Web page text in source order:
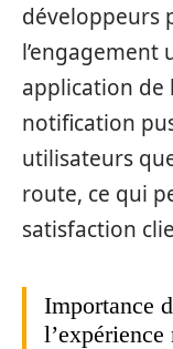
développeurs
l’engagement
application de
notification
utilisateurs
route, ce qui
satisfaction
Importance